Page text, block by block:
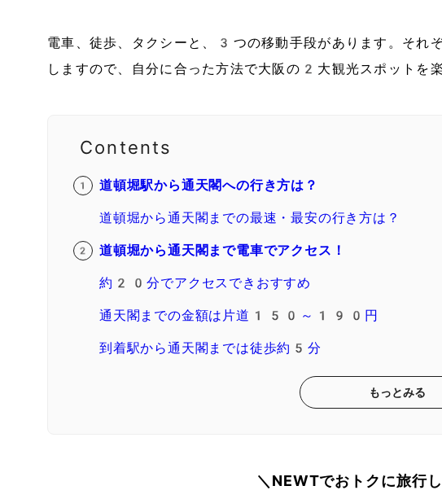
電車、徒歩、タクシーと、3つの移動手段があります。それ
しますので、自分に合った方法で大阪の2大観光スポットを
Contents
道頓堀駅から通天閣への行き方は？
道頓堀から通天閣までの最速・最安の行き方は？
道頓堀から通天閣まで電車でアクセス！
約20分でアクセスできおすすめ
通天閣までの金額は片道150～190円
到着駅から通天閣までは徒歩約5分
もっとみる
＼NEWTでおトクに旅行